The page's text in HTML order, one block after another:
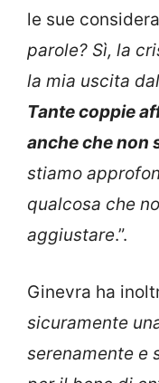
le sue
parole? Sì, la
la mia uscita
Tante coppie
anche che non
stiamo
qualcosa che
aggiustare.”.
Ginevra ha
sicuramente
serenamente e